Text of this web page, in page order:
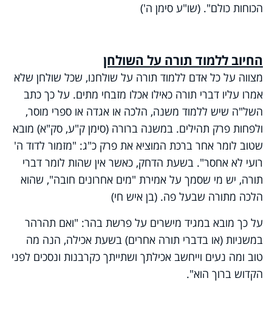
הכוחות כולם". (שו"ע סימן ה')
החיוב ללמוד תורה על השולחן
מצווה על כל אדם ללמוד תורה על שולחנו, שכל שולחן שלא
אמרו עליו דברי תורה כאילו אכלו מזבחי מתים. על כך כתב
השל"ה שיש ללמוד משנה, הלכה או אגדה או ספרי מוסר,
ולפחות פרק תהילים. במשנה ברורה (סימן ק"ע, סק"א) מובא
שטוב לומר אחר ברכת המוציא את פרק כ"ג: "מזמור לדוד ה'
רועי לא אחסר". בשעת הדחק, כאשר אין שהות לומר דברי
תורה, יש מי שסמך על אמירת "מים אחרונים חובה", שהוא
הלכה מתורה שבעל פה. (בן איש חי)
על כך מובא במגיד מישרים על פרשת בהר: "ואם תהרהר
במשניות (או בדברי תורה אחרים) בשעת אכילה, הנה מה
טוב ומה נעים וייחשב אכילתך ושתייתך כקרבנות ונסכים לפני
הקדוש ברוך הוא".